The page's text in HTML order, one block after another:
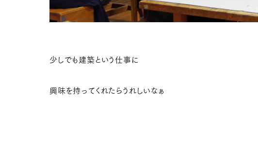
少しでも建築という仕事に
興味を持ってくれたらうれしいなぁ